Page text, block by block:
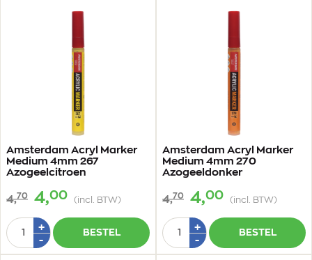
Amsterdam Acryl Marker
Medium 4mm 267
Azogeelcitroen
4,70 4,00 (incl. BTW)
Aantal
+Plus
-Min
1
BESTEL
Amsterdam Acryl Marker
Medium 4mm 270
Azogeeldonker
4,70 4,00 (incl. BTW)
Aantal
+Plus
-Min
1
BESTEL